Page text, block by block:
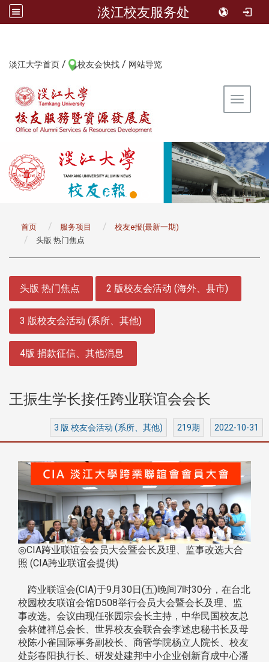
淡江校友服务处
淡江大学首页 / 校友会快找 / 网站导览
Toggle
首页 服务项目
校友e报(最新一期)
头版 热门焦点
头版 热门焦点 2 版校友会活动 (海外、县市)
3 版校友会活动 (系所、其他)
4版 捐款征信、其他消息
王振生学长接任跨业联谊会会长
3 版 校友会活动 (系所、其他) 219期 2022-10-31
◎CIA跨业联谊会会员大会暨会长及理、监事改选大合
照 (CIA跨业联谊会提供)
跨业联谊会(CIA)于9月30日(五)晚间7时30分，在台北
校园校友联谊会馆D508举行会员大会暨会长及理、监
事改选。会议由现任张园宗会长主持，中华民国校友总
会林健祥总会长、世界校友会联合会李述忠秘书长及母
校陈小雀国际事务副校长、商管学院杨立人院长、校友
处彭春阳执行长、研发处建邦中小企业创新育成中心潘